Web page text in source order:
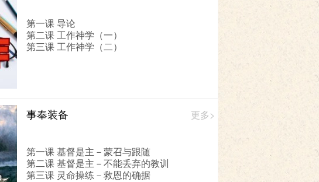
第一课 导论
第二课 工作神学（一）
第三课 工作神学（二）
事奉装备 更多>
第一课 基督是主－蒙召与跟随
第二课 基督是主－不能丢弃的教训
第三课 灵命操练－救恩的确据